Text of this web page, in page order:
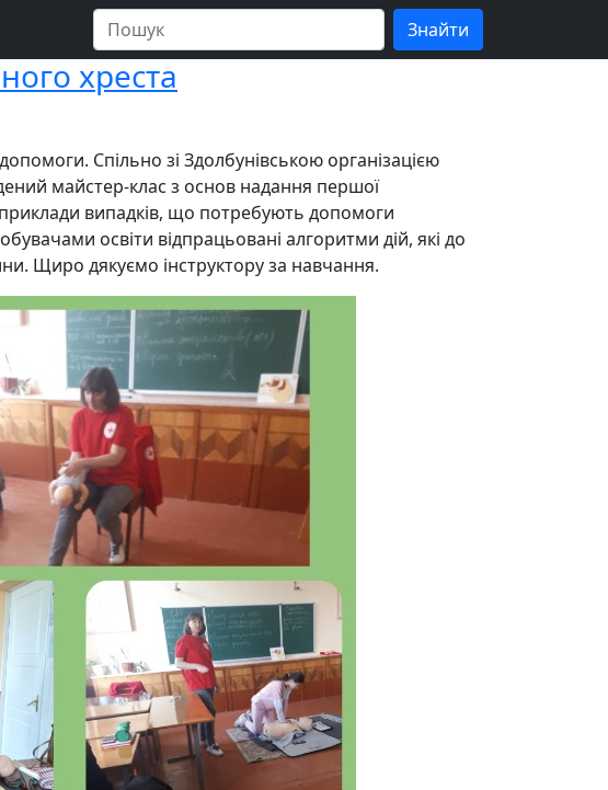
хреста
Спільно зі Здолбунівською організацією
майстер-клас з основ надання першої
приклади випадків, що потребують допомоги
освіти відпрацьовані алгоритми дій, які до
Щиро дякуємо інструктору за навчання.